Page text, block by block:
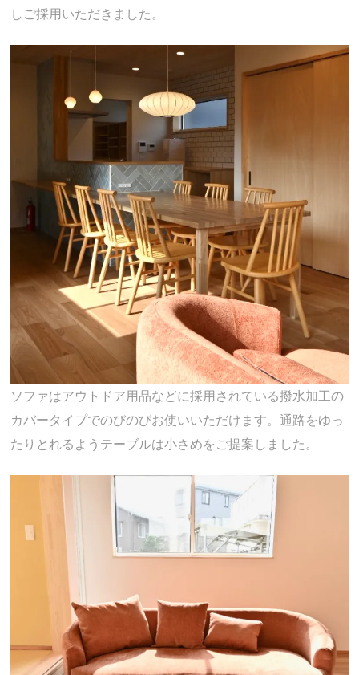
しご採用いただきました。
ソファはアウトドア用品などに採用されている撥水加工の
カバータイプでのびのびお使いいただけます。通路をゆっ
たりとれるようテーブルは小さめをご提案しました。